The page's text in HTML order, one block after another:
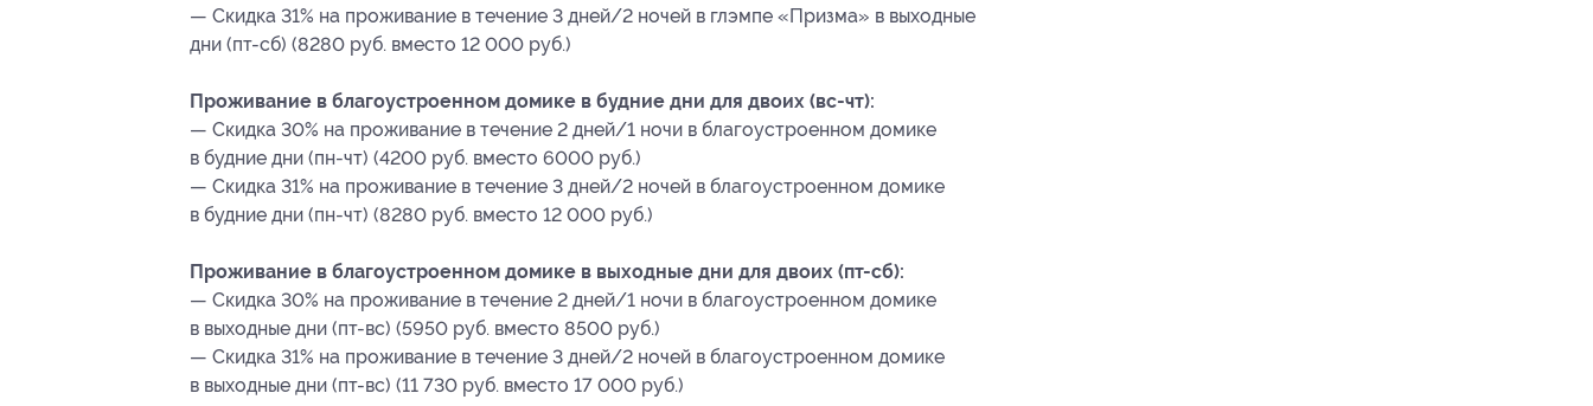
— Скидка 31% на проживание в течение 3 дней/2 ночей в глэмпе «Призма» в выходные
дни (пт-сб) (8280 руб. вместо 12 000 руб.)
Проживание в благоустроенном домике в будние дни для двоих (вс-чт):
— Скидка 30% на проживание в течение 2 дней/1 ночи в благоустроенном домике
в будние дни (пн-чт) (4200 руб. вместо 6000 руб.)
— Скидка 31% на проживание в течение 3 дней/2 ночей в благоустроенном домике
в будние дни (пн-чт) (8280 руб. вместо 12 000 руб.)
Проживание в благоустроенном домике в выходные дни для двоих (пт-сб):
— Скидка 30% на проживание в течение 2 дней/1 ночи в благоустроенном домике
в выходные дни (пт-вс) (5950 руб. вместо 8500 руб.)
— Скидка 31% на проживание в течение 3 дней/2 ночей в благоустроенном домике
в выходные дни (пт-вс) (11 730 руб. вместо 17 000 руб.)